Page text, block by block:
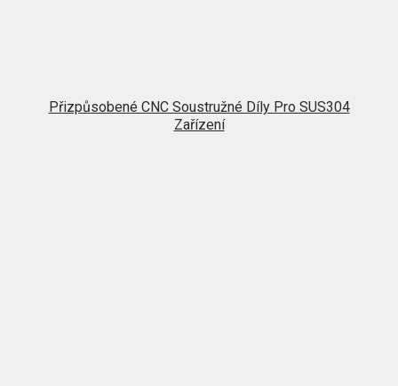
Přizpůsobené CNC Soustružné Díly Pro SUS304
Zařízení